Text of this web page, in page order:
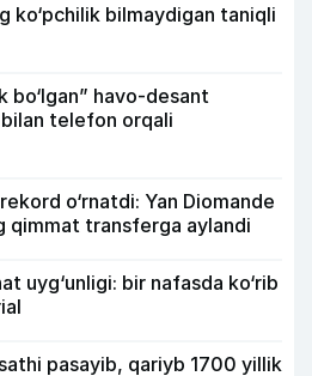
ko‘pchilik bilmaydigan taniqli
bo‘lgan” havo-desant
telefon orqali
o‘rnatdi: Yan Diomande
qimmat transferga aylandi
uyg‘unligi: bir nafasda ko‘rib
pasayib, qariyb 1700 yillik